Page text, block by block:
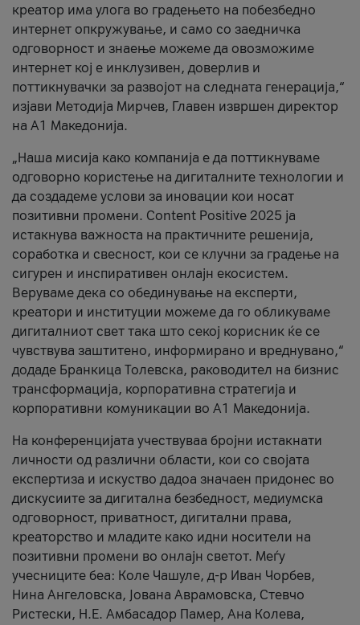
креатор има улога во градењето на побезбедно
интернет опкружување, и само со заедничка
одговорност и знаење можеме да овозможиме
интернет кој е инклузивен, доверлив и
поттикнувачки за развојот на следната генерација,“
изјави Методија Мирчев, Главен извршен директор
на А1 Македонија.
„Наша мисија како компанија е да поттикнуваме
одговорно користење на дигиталните технологии и
да создадеме услови за иновации кои носат
позитивни промени. Content Positive 2025 ја
истакнува важноста на практичните решенија,
соработка и свесност, кои се клучни за градење на
сигурен и инспиративен онлајн екосистем.
Веруваме дека со обединување на експерти,
креатори и институции можеме да го обликуваме
дигиталниот свет така што секој корисник ќе се
чувствува заштитено, информирано и вреднувано,“
додаде Бранкица Толевска, раководител на бизнис
трансформација, корпоративна стратегија и
корпоративни комуникации во А1 Македонија.
На конференцијата учествуваа бројни истакнати
личности од различни области, кои со својата
експертиза и искуство дадоа значаен придонес во
дискусиите за дигитална безбедност, медиумска
одговорност, приватност, дигитални права,
креаторство и младите како идни носители на
позитивни промени во онлајн светот. Меѓу
учесниците беа: Коле Чашуле, д-р Иван Чорбев,
Нина Ангеловска, Јована Аврамовска, Стевчо
Ристески, Н.Е. Амбасадор Памер, Ана Колева,